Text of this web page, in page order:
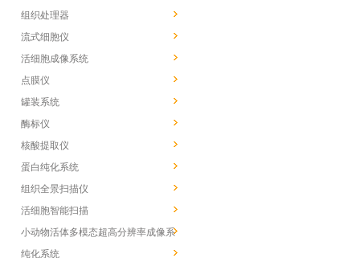
组织处理器
流式细胞仪
活细胞成像系统
点膜仪
罐装系统
酶标仪
核酸提取仪
蛋白纯化系统
组织全景扫描仪
活细胞智能扫描
小动物活体多模态超高分辨率成像系
统
纯化系统